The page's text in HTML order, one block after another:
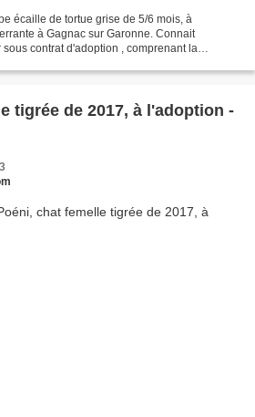
écaille de tortue grise de 5/6 mois, à
à Gagnac sur Garonne. Connait
contrat d'adoption , comprenant la
tigrée de 2017, à l'adoption -